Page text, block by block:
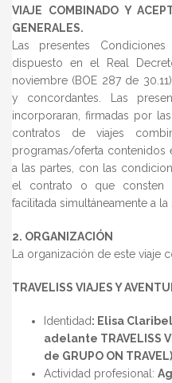
VIAJE COMBINADO Y
GENERALES.
Las presentes
dispuesto en el Real
noviembre (BOE 287 de
y concordantes. Las
incorporaran, firmadas por
contratos de viajes
programas/oferta
a las partes, con las
el contrato o que consten
facilitada simultáneamente a
2. ORGANIZACIÓN
La organización de este viaje
TRAVELISS VIAJES Y
Identidad: Elisa
adelante TRAVELISS
de GRUPO ON TRAVEL)
Actividad profesional: